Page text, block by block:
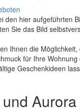
den hier aufgeführten
Sie das Bild
Ihnen die Möglichkeit,
für Ihre
Geschenkideen
Aurora